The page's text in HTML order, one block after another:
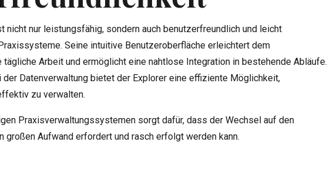
nicht nur leistungsfähig, sondern auch benutzerfreundlich und leicht
Seine intuitive Benutzeroberfläche erleichtert dem
Arbeit und ermöglicht eine nahtlose Integration in bestehende Abläufe.
der Datenverwaltung bietet der Explorer eine effiziente Möglichkeit,
zu verwalten.
Praxisverwaltungssystemen sorgt dafür, dass der Wechsel auf den
großen Aufwand erfordert und rasch erfolgt werden kann.